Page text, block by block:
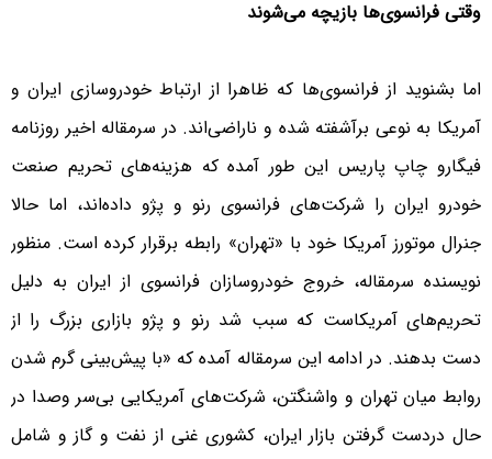
وقتی فرانسوی‌ها بازیچه می‌شوند
اما بشنوید از فرانسوی‌ها که ظاهرا از ارتباط خودروسازی ایران و
آمریکا به نوعی برآشفته شده و ناراضی‌اند. در سرمقاله اخیر روزنامه
فیگارو چاپ پاریس این طور آمده که هزینه‌های تحریم صنعت
خودرو ایران را شرکت‌های فرانسوی رنو و پژو داده‌اند، اما حالا
جنرال موتورز آمریکا خود با «تهران» رابطه برقرار کرده است. منظور
نویسنده سرمقاله، خروج خودروسازان فرانسوی از ایران به دلیل
تحریم‌های آمریکاست که سبب شد رنو و پژو بازاری بزرگ را از
دست بدهند. در ادامه این سرمقاله آمده که «با پیش‌بینی گرم شدن
روابط میان تهران و واشنگتن، شرکت‌های آمریکایی بی‌سر وصدا در
حال دردست گرفتن بازار ایران، کشوری غنی از نفت و گاز و شامل